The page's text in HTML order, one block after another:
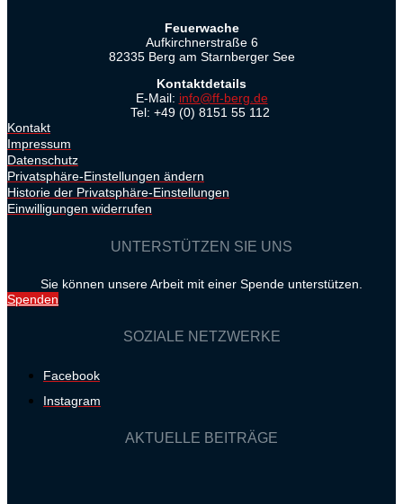
Feuerwache
Aufkirchnerstraße 6
82335 Berg am Starnberger See
Kontaktdetails
E-Mail: info@ff-berg.de
Tel: +49 (0) 8151 55 112
Kontakt
Impressum
Datenschutz
Privatsphäre-Einstellungen ändern
Historie der Privatsphäre-Einstellungen
Einwilligungen widerrufen
UNTERSTÜTZEN SIE UNS
Sie können unsere Arbeit mit einer Spende unterstützen.
Spenden
SOZIALE NETZWERKE
Facebook
Instagram
AKTUELLE BEITRÄGE